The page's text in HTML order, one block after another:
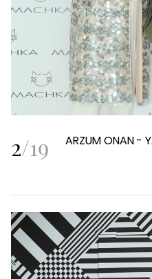
2/19 ARZUM ONAN -